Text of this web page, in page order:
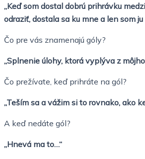
„Keď som dostal dobrú prihrávku
odraziť, dostala sa ku mne a len som ju
Čo pre vás znamenajú góly?
„Splnenie úlohy, ktorá vyplýva z
Čo prežívate, keď prihráte na gól?
„Teším sa a vážim si to rovnako, ako
A keď nedáte gól?
„Hnevá ma to…“